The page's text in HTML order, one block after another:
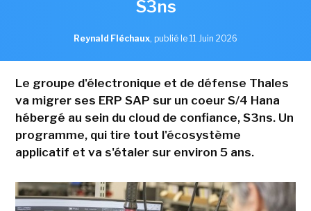
S3ns
Reynald Fléchaux, publié le 11 Juin 2026
Le groupe d'électronique et de défense Thales
va migrer ses ERP SAP sur un coeur S/4 Hana
hébergé au sein du cloud de confiance, S3ns. Un
programme, qui tire tout l'écosystème
applicatif et va s'étaler sur environ 5 ans.